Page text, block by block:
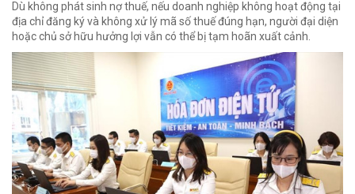
Dù không phát sinh nợ thuế, nếu doanh nghiệp không hoạt động tại
địa chỉ đăng ký và không xử lý mã số thuế đúng hạn, người đại diện
hoặc chủ sở hữu hưởng lợi vẫn có thể bị tạm hoãn xuất cảnh.